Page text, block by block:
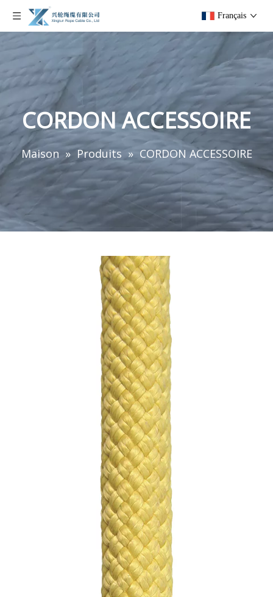
Français
CORDON ACCESSOIRE
Maison » Produits » CORDON ACCESSOIRE